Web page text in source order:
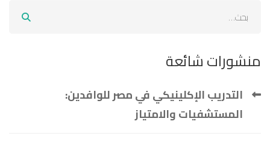
منشورات شائعة
التدريب الإكلينيكي في مصر للوافدين:
المستشفيات والامتياز